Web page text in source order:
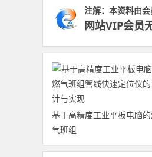
注解：本资料由会
网站VIP会员
基于高精度工业平板电脑
气班组